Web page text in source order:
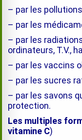
– par les pollutions
– par les
– par les
ordinateurs, T.V.,
– par les vaccins
– par les sucres
– par les savons
protection.
Les multiples
vitamine C)